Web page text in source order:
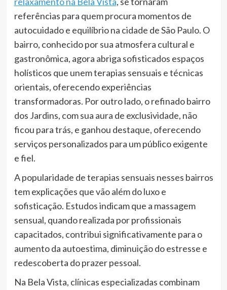
referências para quem procura momentos de
autocuidado e equilíbrio na cidade de São Paulo. O
bairro, conhecido por sua atmosfera cultural e
gastronômica, agora abriga sofisticados espaços
holísticos que unem terapias sensuais e técnicas
orientais, oferecendo experiências
transformadoras. Por outro lado, o refinado bairro
dos Jardins, com sua aura de exclusividade, não
ficou para trás, e ganhou destaque, oferecendo
serviços personalizados para um público exigente
e fiel.
A popularidade de terapias sensuais nesses bairros
tem explicações que vão além do luxo e
sofisticação. Estudos indicam que a massagem
sensual, quando realizada por profissionais
capacitados, contribui significativamente para o
aumento da autoestima, diminuição do estresse e
redescoberta do prazer pessoal.
Na Bela Vista, clínicas especializadas combinam